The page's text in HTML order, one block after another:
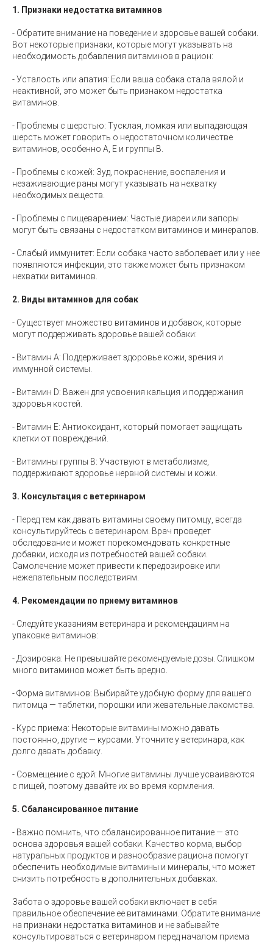
1. Признаки недостатка витаминов
- Обратите внимание на поведение и здоровье вашей собаки.
Вот некоторые признаки, которые могут указывать на
необходимость добавления витаминов в рацион:
- Усталость или апатия: Если ваша собака стала вялой и
неактивной, это может быть признаком недостатка
витаминов.
- Проблемы с шерстью: Тусклая, ломкая или выпадающая
шерсть может говорить о недостаточном количестве
витаминов, особенно A, E и группы B.
- Проблемы с кожей: Зуд, покраснение, воспаления и
незаживающие раны могут указывать на нехватку
необходимых веществ.
- Проблемы с пищеварением: Частые диареи или запоры
могут быть связаны с недостатком витаминов и минералов.
- Слабый иммунитет: Если собака часто заболевает или у нее
появляются инфекции, это также может быть признаком
нехватки витаминов.
2. Виды витаминов для собак
- Существует множество витаминов и добавок, которые
могут поддерживать здоровье вашей собаки:
- Витамин A: Поддерживает здоровье кожи, зрения и
иммунной системы.
- Витамин D: Важен для усвоения кальция и поддержания
здоровья костей.
- Витамин E: Антиоксидант, который помогает защищать
клетки от повреждений.
- Витамины группы B: Участвуют в метаболизме,
поддерживают здоровье нервной системы и кожи.
3. Консультация с ветеринаром
- Перед тем как давать витамины своему питомцу, всегда
консультируйтесь с ветеринаром. Врач проведет
обследование и может порекомендовать конкретные
добавки, исходя из потребностей вашей собаки.
Самолечение может привести к передозировке или
нежелательным последствиям.
4. Рекомендации по приему витаминов
- Следуйте указаниям ветеринара и рекомендациям на
упаковке витаминов:
- Дозировка: Не превышайте рекомендуемые дозы. Слишком
много витаминов может быть вредно.
- Форма витаминов: Выбирайте удобную форму для вашего
питомца — таблетки, порошки или жевательные лакомства.
- Курс приема: Некоторые витамины можно давать
постоянно, другие — курсами. Уточните у ветеринара, как
долго давать добавку.
- Совмещение с едой: Многие витамины лучше усваиваются
с пищей, поэтому давайте их во время кормления.
5. Сбалансированное питание
- Важно помнить, что сбалансированное питание — это
основа здоровья вашей собаки. Качество корма, выбор
натуральных продуктов и разнообразие рациона помогут
обеспечить необходимые витамины и минералы, что может
снизить потребность в дополнительных добавках.
Забота о здоровье вашей собаки включает в себя
правильное обеспечение её витаминами. Обратите внимание
на признаки недостатка витаминов и не забывайте
консультироваться с ветеринаром перед началом приема